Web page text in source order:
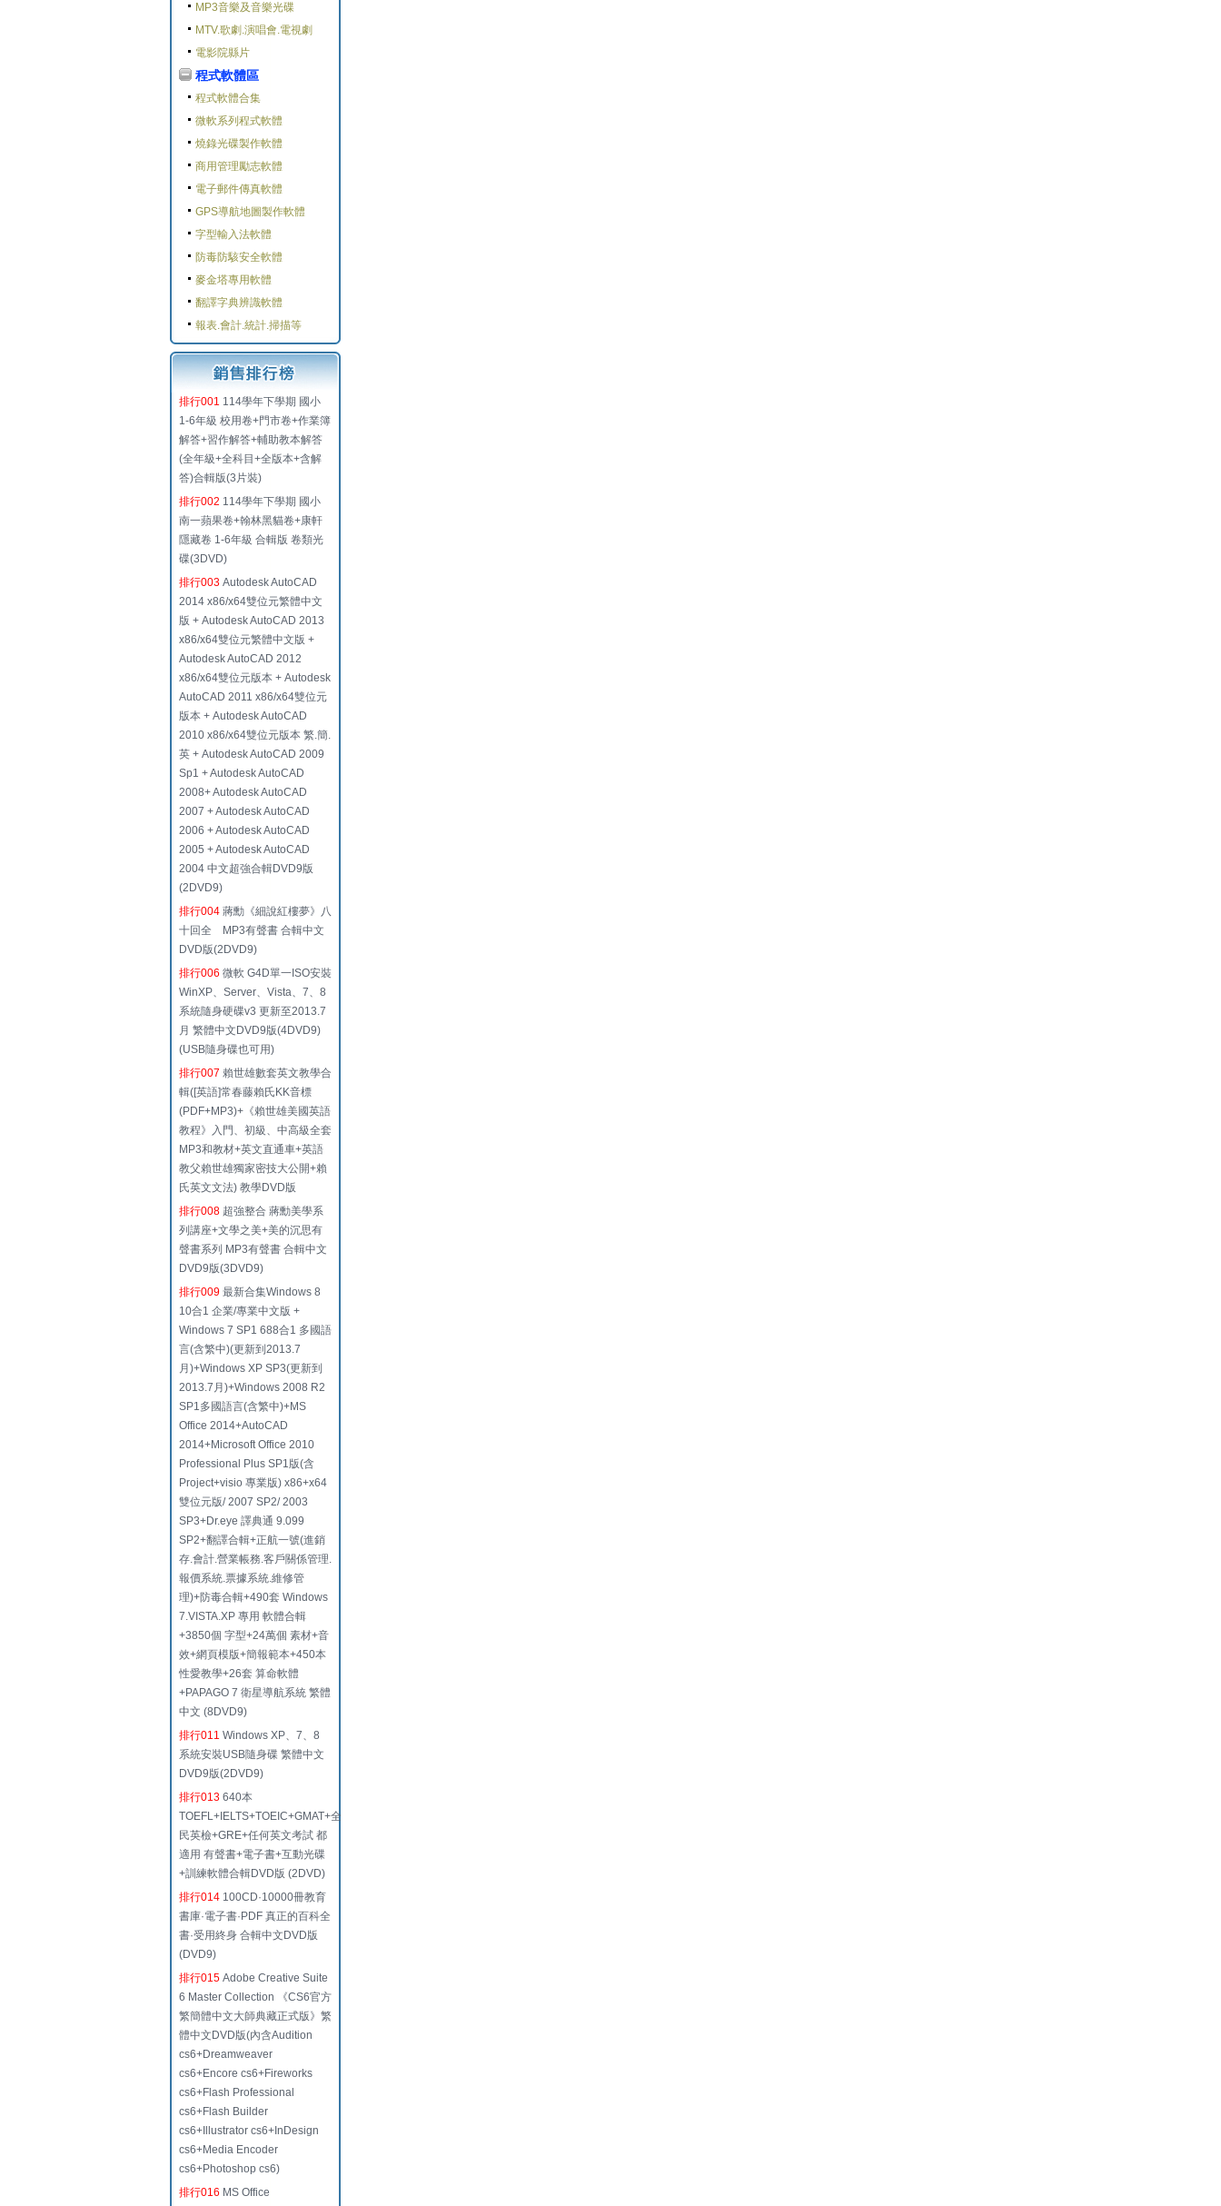
MP3音樂及音樂光碟
MTV.歌劇.演唱會.電視劇
電影院縣片
程式軟體區
程式軟體合集
微軟系列程式軟體
燒錄光碟製作軟體
商用管理勵志軟體
電子郵件傳真軟體
GPS導航地圖製作軟體
字型輸入法軟體
防毒防駭安全軟體
麥金塔專用軟體
翻譯字典辨識軟體
報表.會計.統計.掃描等
排行001 114學年下學期 國小
1-6年級 校用卷+門市卷+作業簿
解答+習作解答+輔助教本解答
(全年級+全科目+全版本+含解
答)合輯版(3片裝)
排行002 114學年下學期 國小
南一蘋果卷+翰林黑貓卷+康軒
隱藏卷 1-6年級 合輯版 卷類光
碟(3DVD)
排行003 Autodesk AutoCAD
2014 x86/x64雙位元繁體中文
版 + Autodesk AutoCAD 2013
x86/x64雙位元繁體中文版 +
Autodesk AutoCAD 2012
x86/x64雙位元版本 + Autodesk
AutoCAD 2011 x86/x64雙位元
版本 + Autodesk AutoCAD
2010 x86/x64雙位元版本 繁.簡.
英 + Autodesk AutoCAD 2009
Sp1 + Autodesk AutoCAD
2008+ Autodesk AutoCAD
2007 + Autodesk AutoCAD
2006 + Autodesk AutoCAD
2005 + Autodesk AutoCAD
2004 中文超強合輯DVD9版
(2DVD9)
排行004 蔣勳《細說紅樓夢》八
十回全 MP3有聲書 合輯中文
DVD版(2DVD9)
排行006 微軟 G4D單一ISO安裝
WinXP、Server、Vista、7、8
系統隨身硬碟v3 更新至2013.7
月 繁體中文DVD9版(4DVD9)
(USB隨身碟也可用)
排行007 賴世雄數套英文教學合
輯([英語]常春藤賴氏KK音標
(PDF+MP3)+《賴世雄美國英語
教程》入門、初級、中高級全套
MP3和教材+英文直通車+英語
教父賴世雄獨家密技大公開+賴
氏英文文法) 教學DVD版
排行008 超強整合 蔣勳美學系
列講座+文學之美+美的沉思有
聲書系列 MP3有聲書 合輯中文
DVD9版(3DVD9)
排行009 最新合集Windows 8
10合1 企業/專業中文版 +
Windows 7 SP1 688合1 多國語
言(含繁中)(更新到2013.7
月)+Windows XP SP3(更新到
2013.7月)+Windows 2008 R2
SP1多國語言(含繁中)+MS
Office 2014+AutoCAD
2014+Microsoft Office 2010
Professional Plus SP1版(含
Project+visio 專業版) x86+x64
雙位元版/ 2007 SP2/ 2003
SP3+Dr.eye 譯典通 9.099
SP2+翻譯合輯+正航一號(進銷
存.會計.營業帳務.客戶關係管理.
報價系統.票據系統.維修管
理)+防毒合輯+490套 Windows
7.VISTA.XP 專用 軟體合輯
+3850個 字型+24萬個 素材+音
效+網頁模版+簡報範本+450本
性愛教學+26套 算命軟體
+PAPAGO 7 衛星導航系統 繁體
中文 (8DVD9)
排行011 Windows XP、7、8
系統安裝USB隨身碟 繁體中文
DVD9版(2DVD9)
排行013 640本
TOEFL+IELTS+TOEIC+GMAT+全
民英檢+GRE+任何英文考試 都
適用 有聲書+電子書+互動光碟
+訓練軟體合輯DVD版 (2DVD)
排行014 100CD·10000冊教育
書庫·電子書·PDF 真正的百科全
書·受用終身 合輯中文DVD版
(DVD9)
排行015 Adobe Creative Suite
6 Master Collection 《CS6官方
繁簡體中文大師典藏正式版》繁
體中文DVD版(內含Audition
cs6+Dreamweaver
cs6+Encore cs6+Fireworks
cs6+Flash Professional
cs6+Flash Builder
cs6+Illustrator cs6+InDesign
cs6+Media Encoder
cs6+Photoshop cs6)
排行016 MS Office